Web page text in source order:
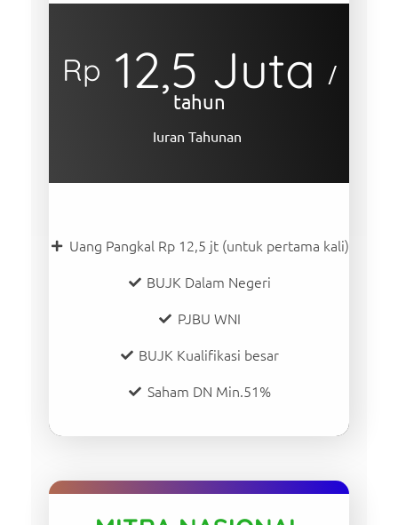
Rp 12,5 Juta
/
tahun
Iuran Tahunan
Uang Pangkal Rp 12,5 jt (untuk pertama kali)
BUJK Dalam Negeri
PJBU WNI
BUJK Kualifikasi besar
Saham DN Min.51%